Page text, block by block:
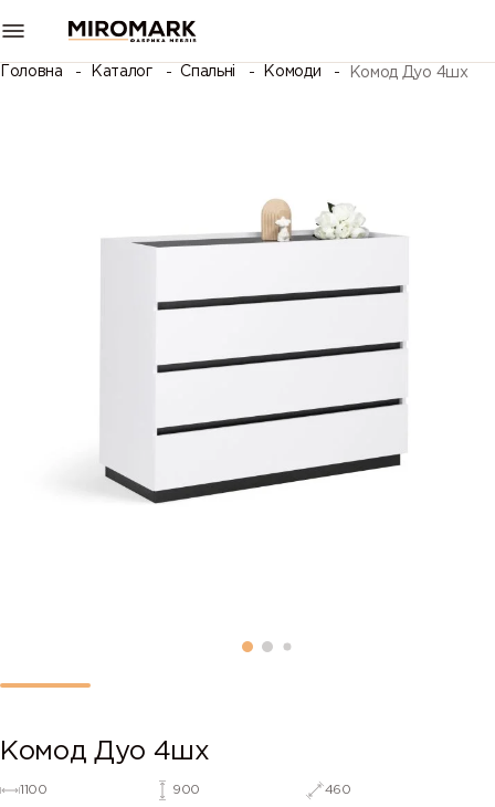
Головна Каталог Спальні Комоди Комод Дуо 4шх
Комод Дуо 4шх
1100 900 460